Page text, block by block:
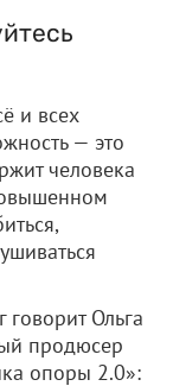
и всех
— это
человека
говорит Ольга
продюсер
опоры 2.0»: